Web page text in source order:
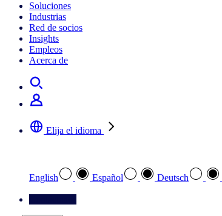
Soluciones
Industrias
Red de socios
Insights
Empleos
Acerca de
Elija el idioma
English Español Deutsch